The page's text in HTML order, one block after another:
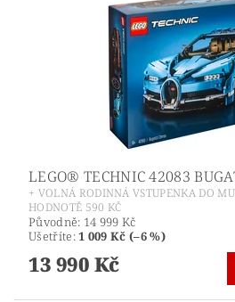
LEGO® TECHNIC 42083
+ VOLNÁ RODINNÁ VSTUPENKA DO
HODNOTĚ 590 KČ
Původně: 14 999 Kč
Ušetříte:1 009 Kč (–6 %)
13 990 Kč